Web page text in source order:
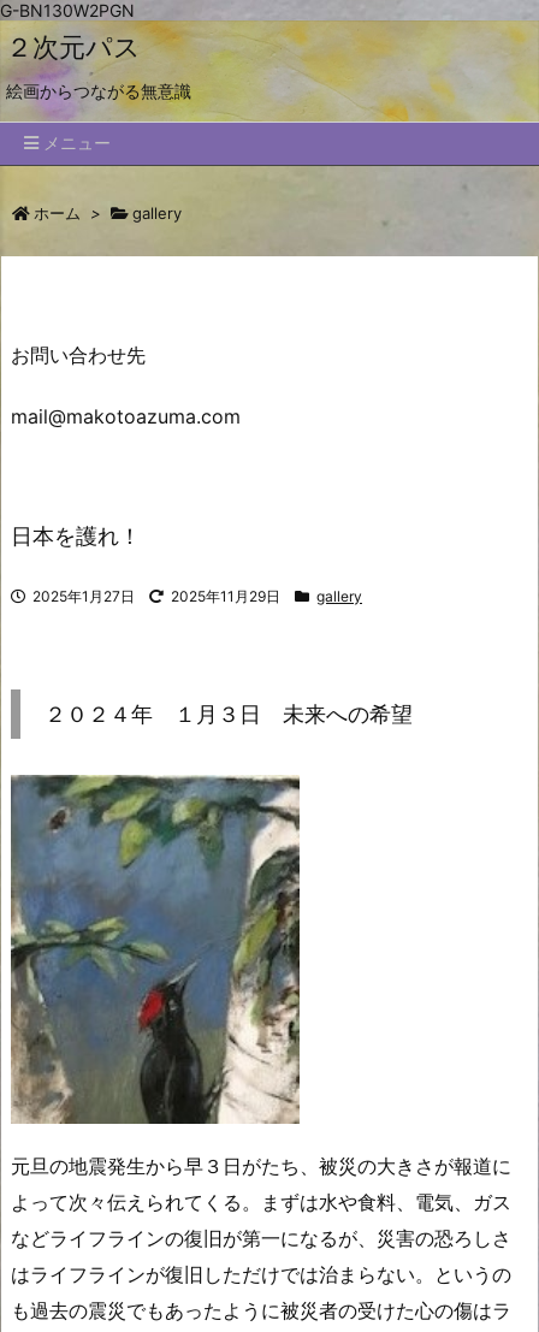
G-BN130W2PGN
２次元パス
絵画からつながる無意識
メニュー
ホーム > gallery
お問い合わせ先
mail@makotoazuma.com
日本を護れ！
2025年1月27日 2025年11月29日 gallery
２０２４年 １月３日 未来への希望
元旦の地震発生から早３日がたち、被災の大きさが報道に
よって次々伝えられてくる。まずは水や食料、電気、ガス
などライフラインの復旧が第一になるが、災害の恐ろしさ
はライフラインが復旧しただけでは治まらない。というの
も過去の震災でもあったように被災者の受けた心の傷はラ